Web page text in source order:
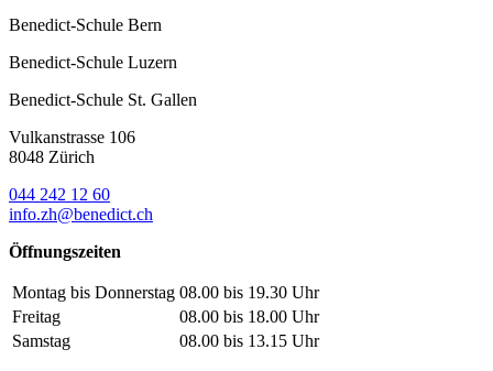
Benedict-Schule Bern
Benedict-Schule Luzern
Benedict-Schule St. Gallen
Vulkanstrasse 106
8048 Zürich
044 242 12 60
info.zh@benedict.ch
Öffnungszeiten
Montag bis Donnerstag 08.00 bis 19.30 Uhr
Freitag
08.00 bis 18.00 Uhr
Samstag
08.00 bis 13.15 Uhr